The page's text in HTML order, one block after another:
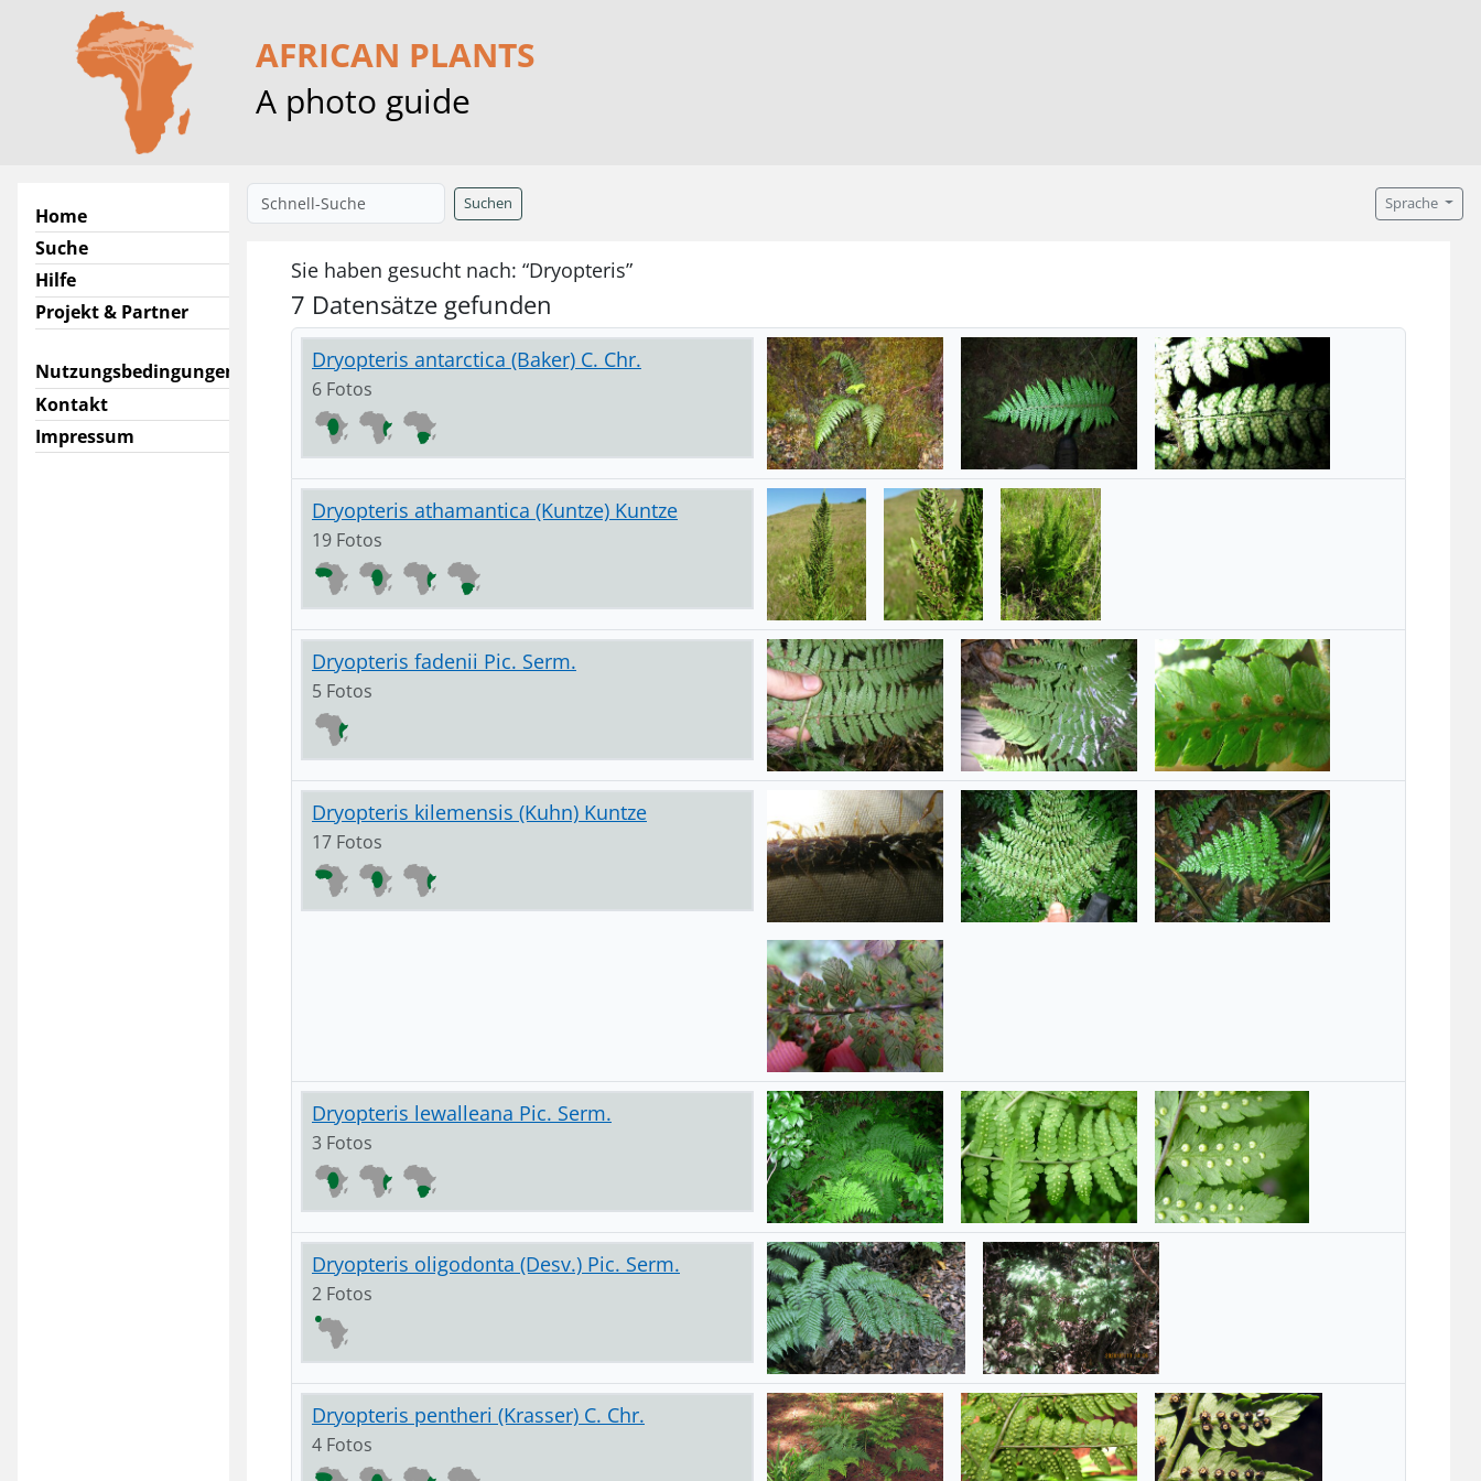
AFRICAN PLANTS
A photo guide
Home
Suche
Hilfe
Projekt & Partner
Nutzungsbedingungen
Kontakt
Impressum
Suchen Sprache
Sie haben gesucht nach: “Dryopteris”
7 Datensätze gefunden
Dryopteris antarctica (Baker) C. Chr.
6 Fotos
Dryopteris athamantica (Kuntze) Kuntze
19 Fotos
Dryopteris fadenii Pic. Serm.
5 Fotos
Dryopteris kilemensis (Kuhn) Kuntze
17 Fotos
Dryopteris lewalleana Pic. Serm.
3 Fotos
Dryopteris oligodonta (Desv.) Pic. Serm.
2 Fotos
Dryopteris pentheri (Krasser) C. Chr.
4 Fotos